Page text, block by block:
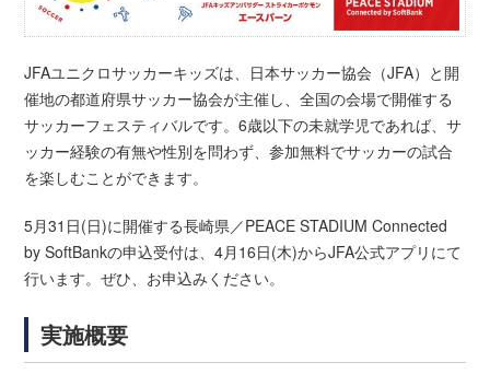
JFAユニクロサッカーキッズは、日本サッカー協会（JFA）と開
催地の都道府県サッカー協会が主催し、全国の会場で開催する
サッカーフェスティバルです。6歳以下の未就学児であれば、サ
ッカー経験の有無や性別を問わず、参加無料でサッカーの試合
を楽しむことができます。
5月31日(日)に開催する長崎県／PEACE STADIUM Connected
by SoftBankの申込受付は、4月16日(木)からJFA公式アプリにて
行います。ぜひ、お申込みください。
実施概要